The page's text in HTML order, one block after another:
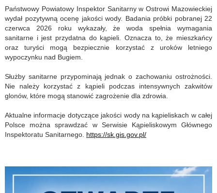
Państwowy Powiatowy Inspektor Sanitarny w Ostrowi Mazowieckiej
wydał pozytywną ocenę jakości wody. Badania próbki pobranej 22
czerwca 2026 roku wykazały, że woda spełnia wymagania
sanitarne i jest przydatna do kąpieli. Oznacza to, że mieszkańcy
oraz turyści mogą bezpiecznie korzystać z uroków letniego
wypoczynku nad Bugiem.
Służby sanitarne przypominają jednak o zachowaniu ostrożności.
Nie należy korzystać z kąpieli podczas intensywnych zakwitów
glonów, które mogą stanowić zagrożenie dla zdrowia.
Aktualne informacje dotyczące jakości wody na kąpieliskach w całej
Polsce można sprawdzać w Serwisie Kąpieliskowym Głównego
Inspektoratu Sanitarnego. https://sk.gis.gov.pl/